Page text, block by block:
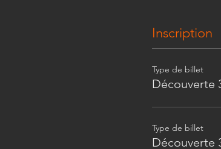
Inscription
Type de billet
Découverte
Type de billet
Découverte